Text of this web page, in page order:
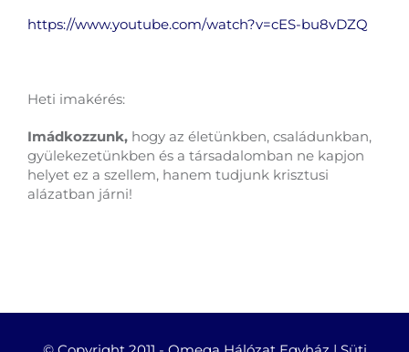
https://www.youtube.com/watch?v=cES-bu8vDZQ
Heti imakérés:
Imádkozzunk, hogy az életünkben, családunkban,
gyülekezetünkben és a társadalomban ne kapjon
helyet ez a szellem, hanem tudjunk krisztusi
alázatban járni!